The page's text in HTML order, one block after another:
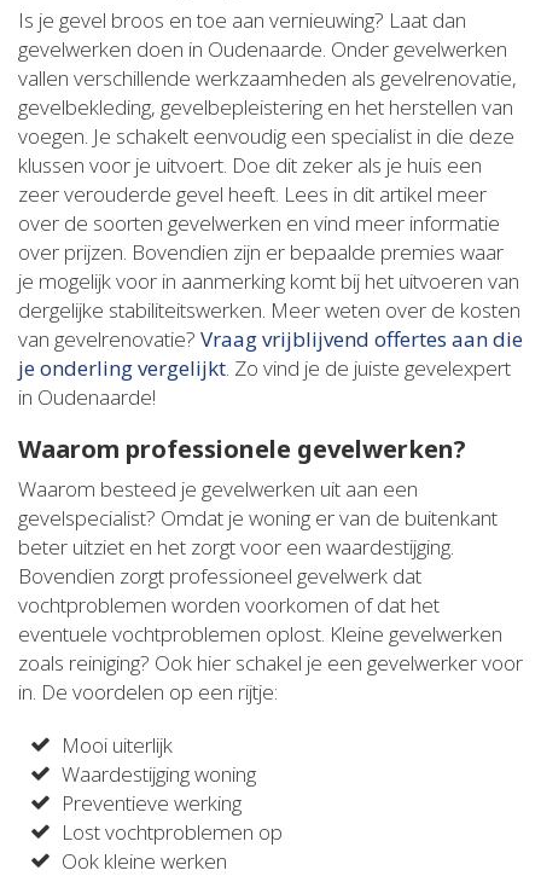
Is je gevel broos en toe aan vernieuwing? Laat dan
gevelwerken doen in Oudenaarde. Onder gevelwerken
vallen verschillende werkzaamheden als gevelrenovatie,
gevelbekleding, gevelbepleistering en het herstellen van
voegen. Je schakelt eenvoudig een specialist in die deze
klussen voor je uitvoert. Doe dit zeker als je huis een
zeer verouderde gevel heeft. Lees in dit artikel meer
over de soorten gevelwerken en vind meer informatie
over prijzen. Bovendien zijn er bepaalde premies waar
je mogelijk voor in aanmerking komt bij het uitvoeren van
dergelijke stabiliteitswerken. Meer weten over de kosten
van gevelrenovatie? Vraag vrijblijvend offertes aan die
je onderling vergelijkt. Zo vind je de juiste gevelexpert
in Oudenaarde!
Waarom professionele gevelwerken?
Waarom besteed je gevelwerken uit aan een
gevelspecialist? Omdat je woning er van de buitenkant
beter uitziet en het zorgt voor een waardestijging.
Bovendien zorgt professioneel gevelwerk dat
vochtproblemen worden voorkomen of dat het
eventuele vochtproblemen oplost. Kleine gevelwerken
zoals reiniging? Ook hier schakel je een gevelwerker voor
in. De voordelen op een rijtje:
Mooi uiterlijk
Waardestijging woning
Preventieve werking
Lost vochtproblemen op
Ook kleine werken